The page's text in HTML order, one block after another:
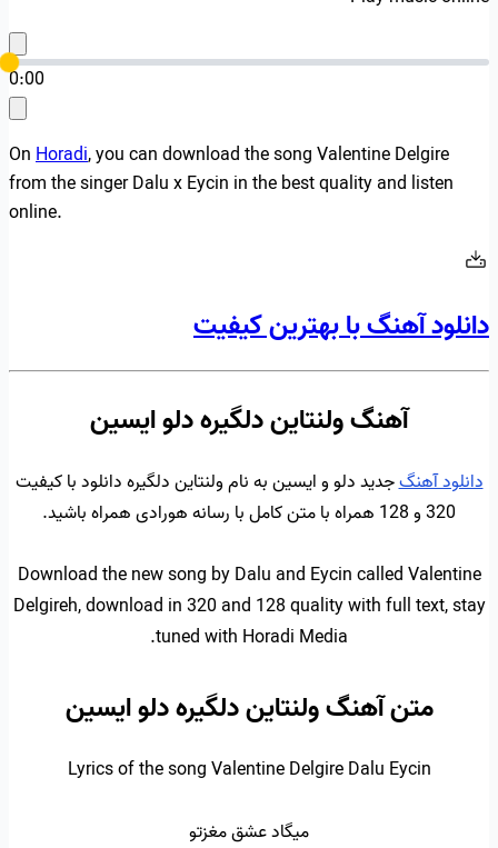
0:00
OnHoradi, you can download the song Valentine Delgire
from the singer Dalu x Eycin in the best quality and listen
online.
دانلود آهنگ با بهترین کیفیت
آهنگ ولنتاین دلگیره دلو ایسین
دانلود آهنگجدید دلو و ایسین به نام ولنتاین دلگیره دانلود با کیفیت
320 و 128 همراه با متن کامل با رسانه هورادی همراه باشید.
Download the new song by Dalu and Eycin called Valentine
Delgireh, download in 320 and 128 quality with full text, stay
tuned with Horadi Media.
متن آهنگ ولنتاین دلگیره دلو ایسین
Lyrics of the song Valentine Delgire Dalu Eycin
میگاد عشق مغزتو